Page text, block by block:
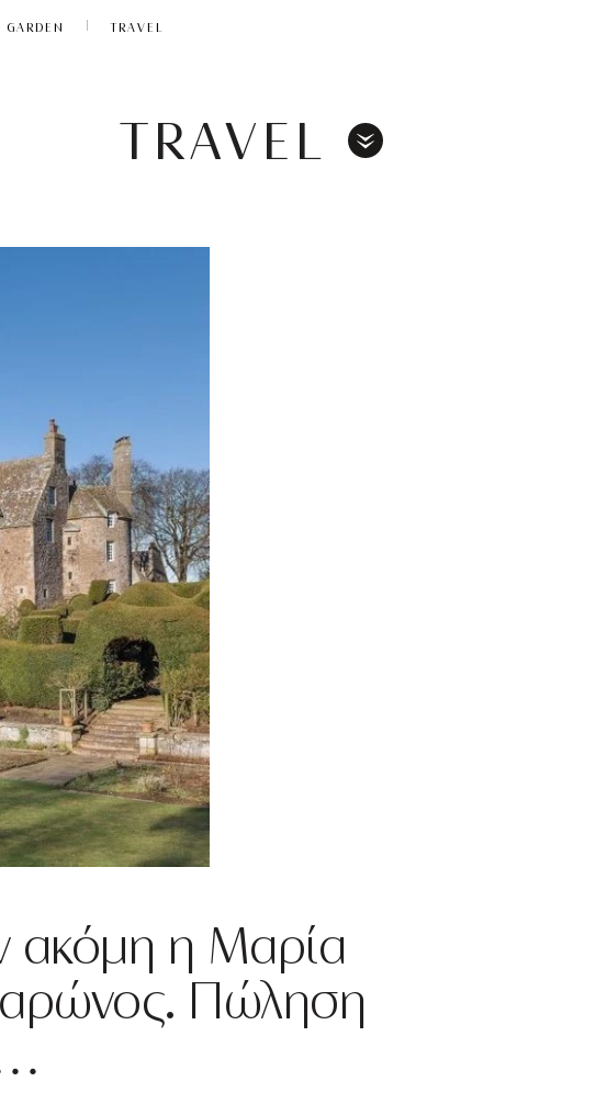
TRAVEL
TRAVEL
ακόμη η Μαρία
Πώληση